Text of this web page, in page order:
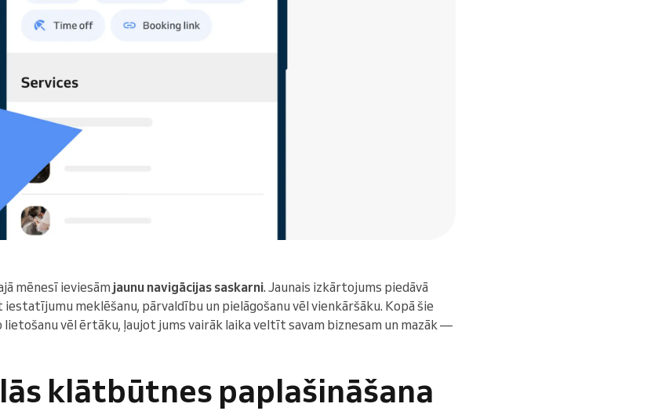
mēnesī ieviesām jaunu navigācijas saskarni. Jaunais izkārtojums piedāvā
meklēšanu, pārvaldību un pielāgošanu vēl vienkāršāku. Kopā šie
vēl ērtāku, ļaujot jums vairāk laika veltīt savam biznesam un mazāk —
klātbūtnes paplašināšana